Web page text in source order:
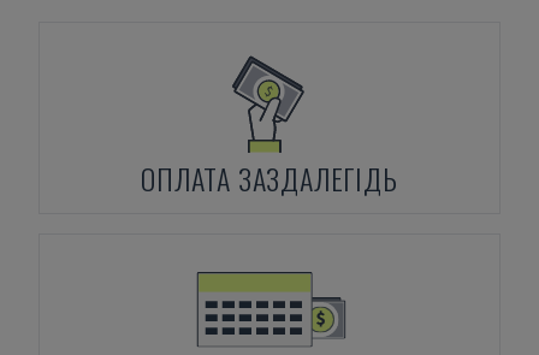
ОПЛАТА ЗАЗДАЛЕГІДЬ